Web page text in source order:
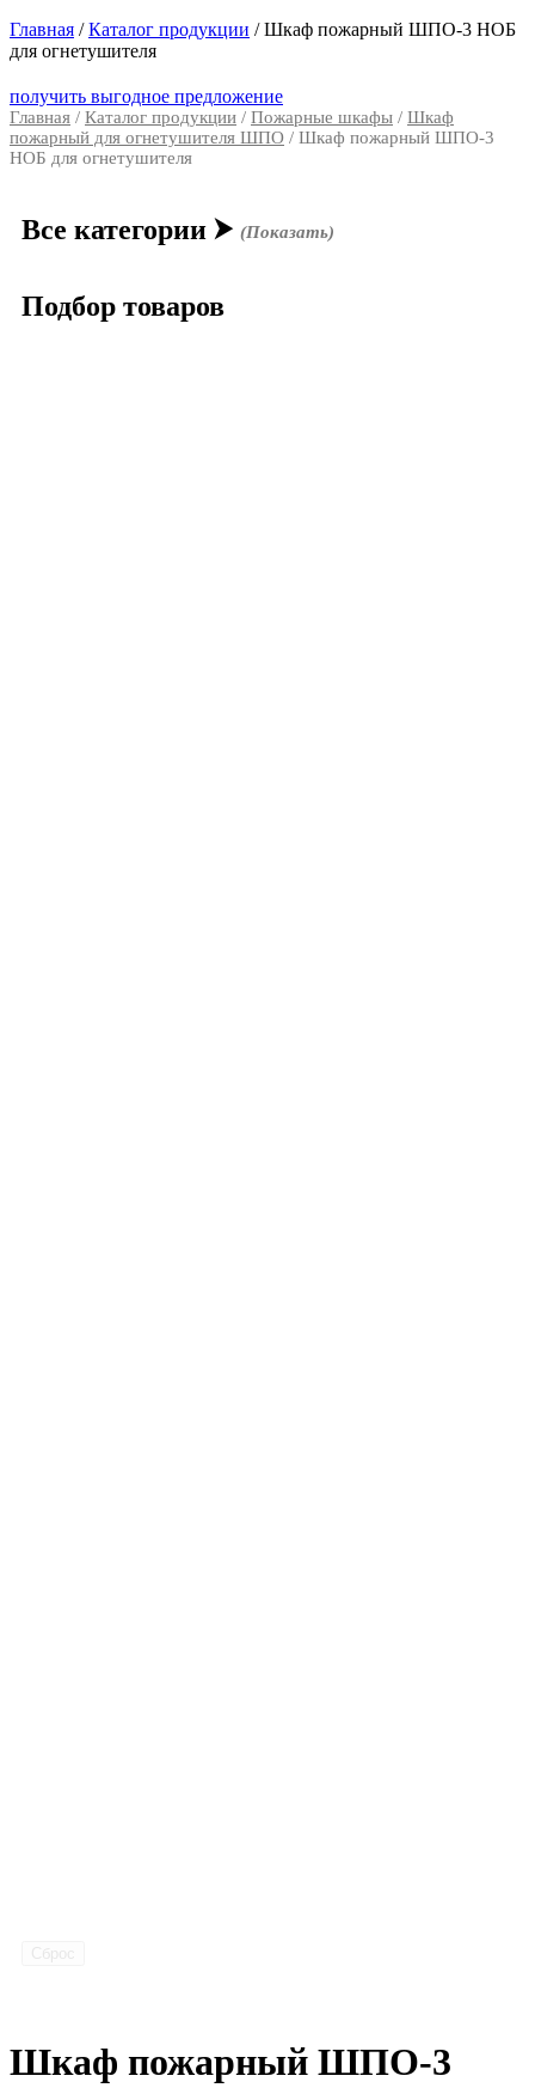
Главная /Каталог продукции /Шкаф пожарный ШПО-3 НОБ
для огнетушителя
получить выгодное предложение
Главная / Каталог продукции / Пожарные шкафы / Шкаф
пожарный для огнетушителя ШПО / Шкаф пожарный ШПО-3
НОБ для огнетушителя
Все категории ⮞ (Показать)
Подбор товаров
Шкаф пожарный ШПО-3